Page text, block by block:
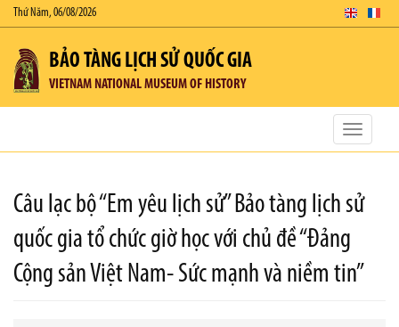
Thứ Năm, 06/08/2026
BẢO TÀNG LỊCH SỬ QUỐC GIA
VIETNAM NATIONAL MUSEUM OF HISTORY
Toggle
Câu lạc bộ “Em yêu lịch sử” Bảo tàng lịch sử
quốc gia tổ chức giờ học với chủ đề “Đảng
Cộng sản Việt Nam- Sức mạnh và niềm tin”